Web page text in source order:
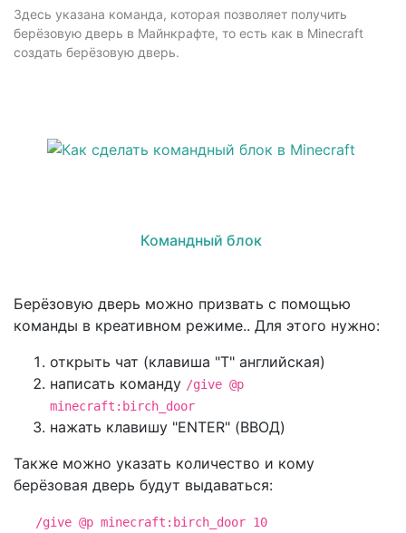
Здесь указана команда, которая позволяет получить
берёзовую дверь в Майнкрафте, то есть как в Minecraft
создать берёзовую дверь.
Командный блок
Берёзовую дверь можно призвать с помощью
команды в креативном режиме.. Для этого нужно:
открыть чат (клавиша "T" английская)
написать команду /give @p
minecraft:birch_door
нажать клавишу "ENTER" (ВВОД)
Также можно указать количество и кому
берёзовая дверь будут выдаваться:
/give @p minecraft:birch_door 10